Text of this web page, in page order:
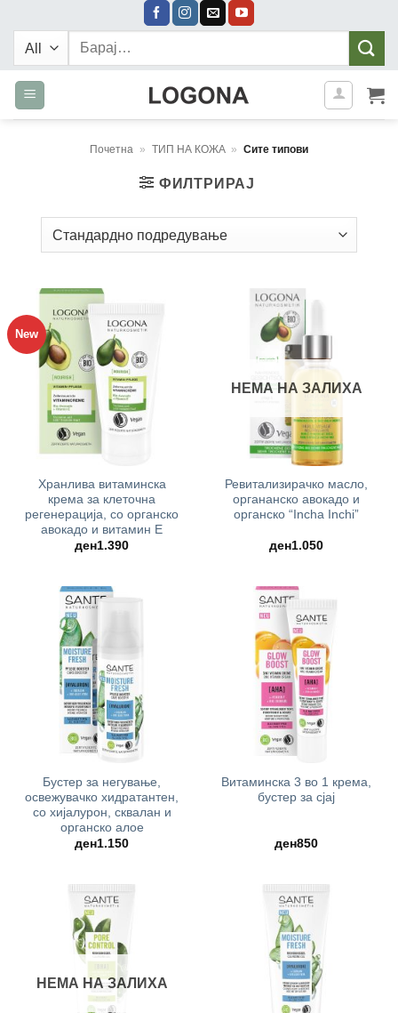
content
Барај:
Почетна » ТИП НА КОЖА » Сите типови
ФИЛТРИРАЈ
New
Хранлива витаминска
крема за клеточна
регенерација, со органско
авокадо и витамин Е
ден1.390
НЕМА НА ЗАЛИХА
Ревитализирачко масло,
органанско авокадо и
органско “Incha Inchi”
ден1.050
Бустер за негување,
освежувачко хидратантен,
со хијалурон, сквалан и
органско алое
ден1.150
Витаминска 3 во 1 крема,
бустер за сјај
ден850
НЕМА НА ЗАЛИХА